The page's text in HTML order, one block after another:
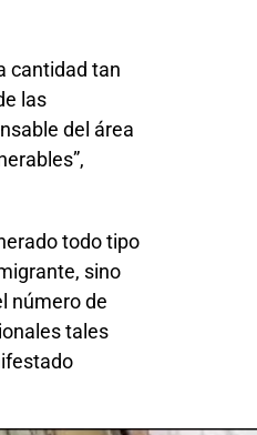
cantidad tan
las
del área
todo tipo
sino
número de
tales